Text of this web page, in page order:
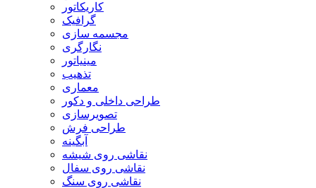
کاریکاتور
گرافیک
مجسمه سازی
نگارگری
مینیاتور
تذهیب
معماری
طراحی داخلی و دکور
تصویرسازی
طراحی فرش
آبگینه
نقاشی روی شیشه
نقاشی روی سفال
نقاشی روی سنگ